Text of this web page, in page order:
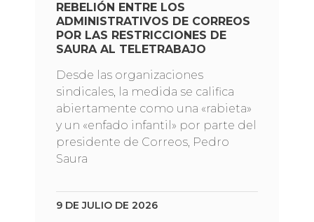
REBELIÓN ENTRE LOS
ADMINISTRATIVOS DE CORREOS
POR LAS RESTRICCIONES DE
SAURA AL TELETRABAJO
Desde las organizaciones
sindicales, la medida se califica
abiertamente como una «rabieta»
y un «enfado infantil» por parte del
presidente de Correos, Pedro
Saura
9 DE JULIO DE 2026